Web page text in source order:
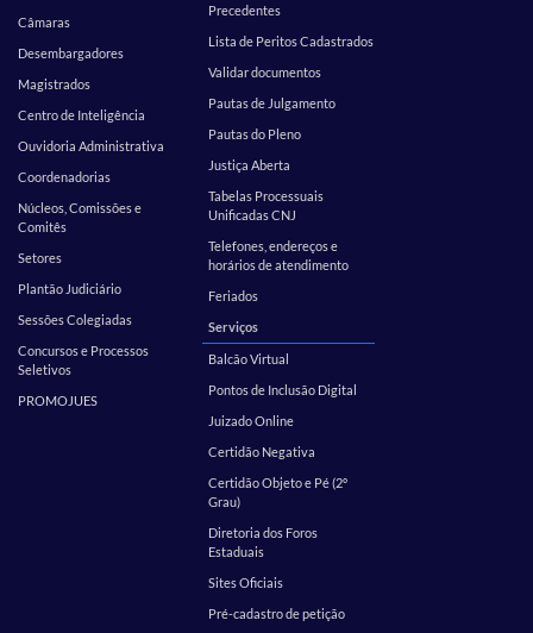
Câmaras
Desembargadores
Magistrados
Centro de Inteligência
Ouvidoria Administrativa
Coordenadorias
Núcleos, Comissões e
Comitês
Setores
Plantão Judiciário
Sessões Colegiadas
Concursos e Processos
Seletivos
PROMOJUES
Precedentes
Lista de Peritos Cadastrados
Validar documentos
Pautas de Julgamento
Pautas do Pleno
Justiça Aberta
Tabelas Processuais
Unificadas CNJ
Telefones, endereços e
horários de atendimento
Feriados
Serviços
Balcão Virtual
Pontos de Inclusão Digital
Juizado Online
Certidão Negativa
Certidão Objeto e Pé (2º
Grau)
Diretoria dos Foros
Estaduais
Sites Oficiais
Pré-cadastro de petição